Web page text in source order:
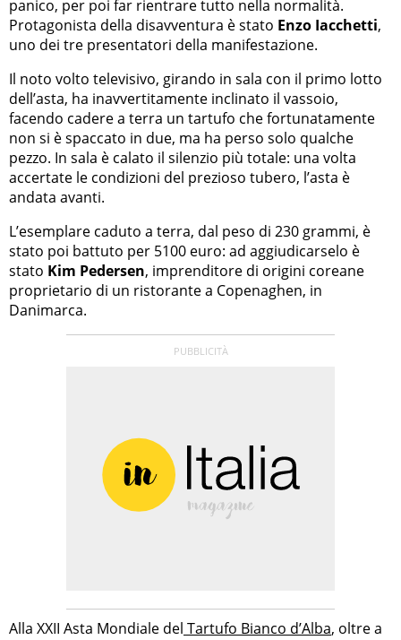
panico, per poi far rientrare tutto nella normalità.
Protagonista della disavventura è stato Enzo Iacchetti,
uno dei tre presentatori della manifestazione.
Il noto volto televisivo, girando in sala con il primo lotto
dell’asta, ha inavvertitamente inclinato il vassoio,
facendo cadere a terra un tartufo che fortunatamente
non si è spaccato in due, ma ha perso solo qualche
pezzo. In sala è calato il silenzio più totale: una volta
accertate le condizioni del prezioso tubero, l’asta è
andata avanti.
L’esemplare caduto a terra, dal peso di 230 grammi, è
stato poi battuto per 5100 euro: ad aggiudicarselo è
stato Kim Pedersen, imprenditore di origini coreane
proprietario di un ristorante a Copenaghen, in
Danimarca.
Alla XXII Asta Mondiale del Tartufo Bianco d’Alba, oltre a